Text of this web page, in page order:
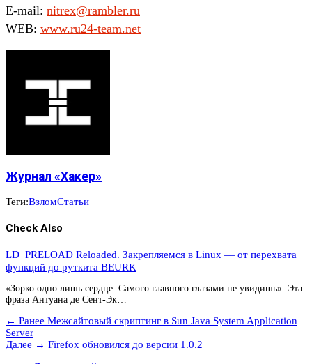
E-mail: nitrex@rambler.ru
WEB: www.ru24-team.net
Журнал «Хакер»
Теги:ВзломСтатьи
Check Also
LD_PRELOAD Reloaded. Закрепляемся в Linux — от перехвата
функций до руткита BEURK
«Зорко одно лишь сердце. Самого главного глазами не увидишь». Эта
фраза Антуана де Сент-Эк…
← Ранее Межсайтовый скриптинг в Sun Java System Application
Server
Далее → Firefox обновился до версии 1.0.2